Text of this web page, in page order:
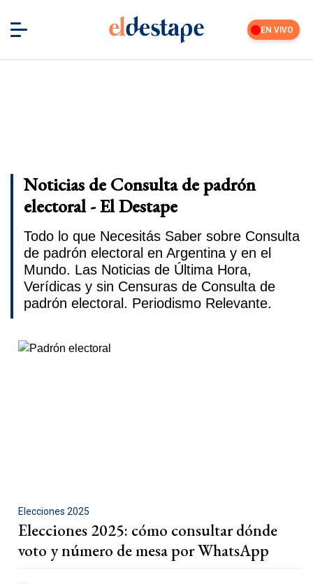
EN VIVO
Noticias de Consulta de padrón
electoral - El Destape
Todo lo que Necesitás Saber sobre Consulta
de padrón electoral en Argentina y en el
Mundo. Las Noticias de Última Hora,
Verídicas y sin Censuras de Consulta de
padrón electoral. Periodismo Relevante.
Elecciones 2025
Elecciones 2025: cómo consultar dónde
voto y número de mesa por WhatsApp